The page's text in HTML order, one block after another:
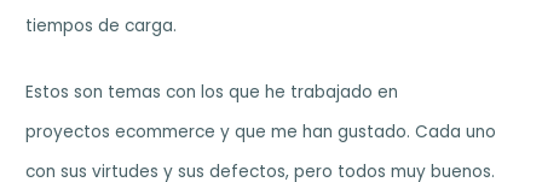
tiempos de carga.
Estos son temas con los que he trabajado en
proyectos ecommerce y que me han gustado. Cada uno
con sus virtudes y sus defectos, pero todos muy buenos.